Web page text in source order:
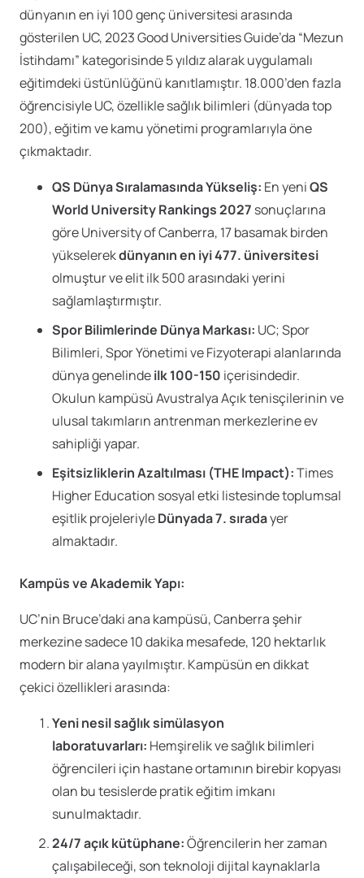
dünyanın en iyi 100 genç üniversitesi arasında
gösterilen UC, 2023 Good Universities Guide’da “Mezun
İstihdamı” kategorisinde 5 yıldız alarak uygulamalı
eğitimdeki üstünlüğünü kanıtlamıştır. 18.000’den fazla
öğrencisiyle UC, özellikle sağlık bilimleri (dünyada top
200), eğitim ve kamu yönetimi programlarıyla öne
çıkmaktadır.
QS Dünya Sıralamasında Yükseliş: En yeniQS
World University Rankings 2027 sonuçlarına
göre University of Canberra, 17 basamak birden
yükselerekdünyanın en iyi 477. üniversitesi
olmuştur ve elit ilk 500 arasındaki yerini
sağlamlaştırmıştır.
Spor Bilimlerinde Dünya Markası: UC; Spor
Bilimleri, Spor Yönetimi ve Fizyoterapi alanlarında
dünya genelindeilk 100-150 içerisindedir.
Okulun kampüsü Avustralya Açık tenisçilerinin ve
ulusal takımların antrenman merkezlerine ev
sahipliği yapar.
Eşitsizliklerin Azaltılması (THE Impact):Times
Higher Education sosyal etki listesinde toplumsal
eşitlik projeleriyleDünyada 7. sıradayer
almaktadır.
Kampüs ve Akademik Yapı:
UC’nin Bruce’daki ana kampüsü, Canberra şehir
merkezine sadece 10 dakika mesafede, 120 hektarlık
modern bir alana yayılmıştır. Kampüsün en dikkat
çekici özellikleri arasında:
Yeni nesil sağlık simülasyon
laboratuvarları: Hemşirelik ve sağlık bilimleri
öğrencileri için hastane ortamının birebir kopyası
olan bu tesislerde pratik eğitim imkanı
sunulmaktadır.
24/7 açık kütüphane:Öğrencilerin her zaman
çalışabileceği, son teknoloji dijital kaynaklarla